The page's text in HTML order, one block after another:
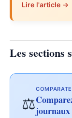
Lire l'article →
Les sections
⚖️journaux